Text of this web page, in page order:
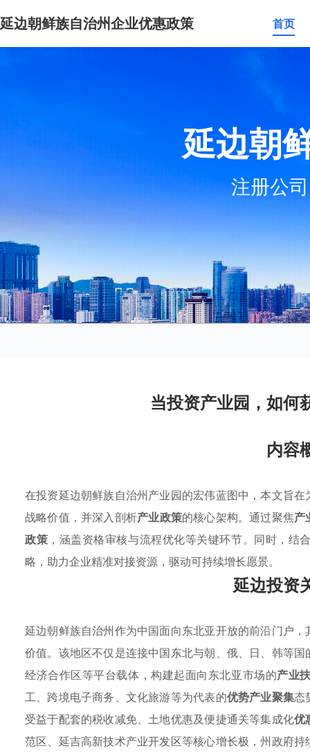
延边朝鲜族自治州企业优惠政策 首页
延边朝
注册公
当投资产业园，如何
内容
在投资延边朝鲜族自治州产业园的宏伟蓝图中，本文旨
战略价值，并深入剖析产业政策的核心架构。通过聚焦产
政策 ，涵盖资格审核与流程优化等关键环节。同时，结
略，助力企业精准对接资源，驱动可持续增长愿景。
延边投资
延边朝鲜族自治州作为中国面向东北亚开放的前沿门户
价值。该地区不仅是连接中国东北与朝、俄、日、韩等
经济合作区等平台载体，构建起面向东北亚市场的产业
工、跨境电子商务、文化旅游等为代表的优势产业聚集态
受益于配套的税收减免、土地优惠及便捷通关等集成化优
范区、延吉高新技术产业开发区等核心增长极，州政府持